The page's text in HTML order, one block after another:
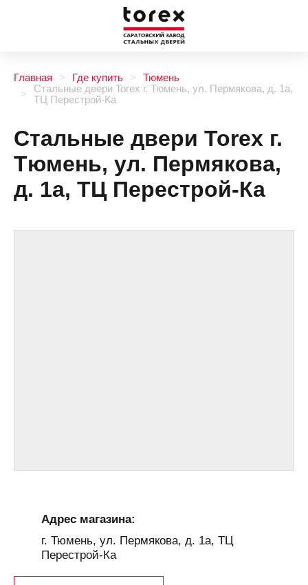
Главная Где купить
Тюмень
Стальные двери Torex г. Тюмень, ул. Пермякова, д. 1а,
ТЦ Перестрой-Ка
Стальные двери Torex г.
Тюмень, ул. Пермякова,
д. 1а, ТЦ Перестрой-Ка
Адрес магазина:
г. Тюмень, ул. Пермякова, д. 1а, ТЦ
Перестрой-Ка